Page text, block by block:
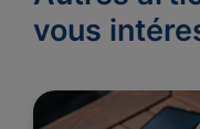
vous